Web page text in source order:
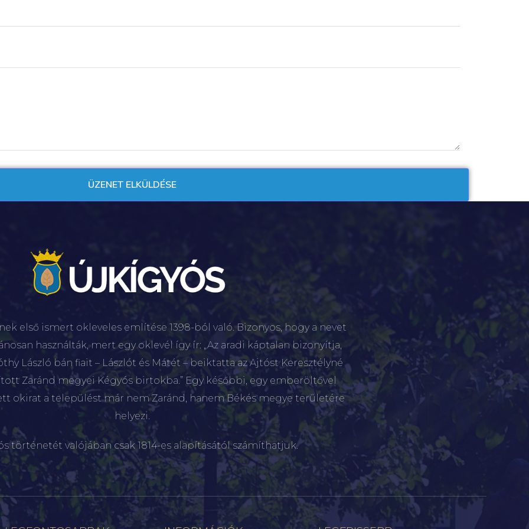
első ismert okleveles említése 1398-ból való. Bizonyos, hogy a nevet
használták, mert egy oklevél így ír: „Az aradi káptalan bizonyítja,
László bán fiait – Lászlót és Mátét – beiktatta az Ajtóst Keresztélyné
Zaránd megyei Kégyós birtokba.” Egy későbbi, egy emberöltővel
okirat a települést már nem Zaránd, hanem Békés megye területére
helyezi.
történetét valójában csak 1814-es alapításától számíthatjuk.